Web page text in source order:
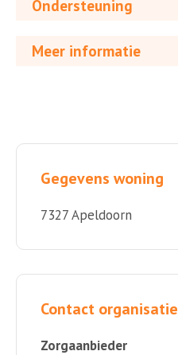
Ondersteuning
Meer informatie
Gegevens woning
7327 Apeldoorn
Contact organisatie
Zorgaanbieder